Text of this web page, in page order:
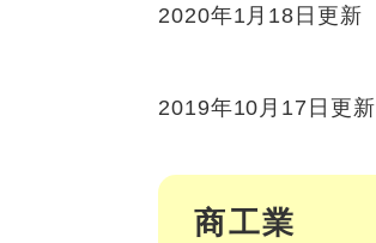
2020年1月18日更新
2019年10月17日更新
商工業